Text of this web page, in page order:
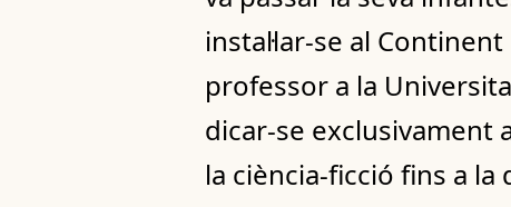
instal·lar-se al
professor a la
dicar-se exclusivament
la ciència-ficció fins a